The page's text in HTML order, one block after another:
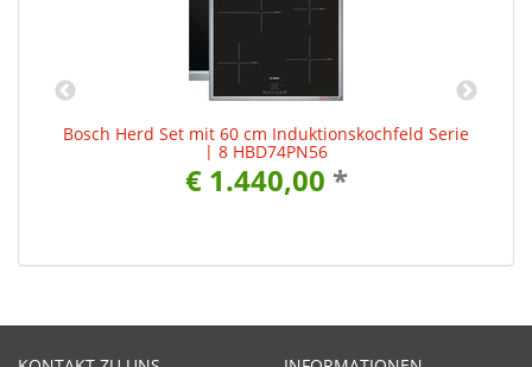
Bosch Herd Set mit 60 cm Induktionskochfeld Serie
| 8 HBD74PN56
€ 1.440,00 *